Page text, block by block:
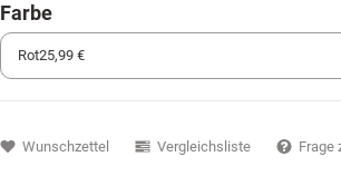
Farbe
Wunschzettel Vergleichsliste Frage